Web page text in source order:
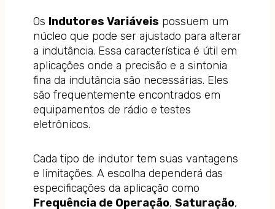
Os Indutores Variáveis possuem um
núcleo que pode ser ajustado para alterar
a indutância. Essa característica é útil em
aplicações onde a precisão e a sintonia
fina da indutância são necessárias. Eles
são frequentemente encontrados em
equipamentos de rádio e testes
eletrônicos.
Cada tipo de indutor tem suas vantagens
e limitações. A escolha dependerá das
especificações da aplicação como
Frequência de Operação, Saturação,